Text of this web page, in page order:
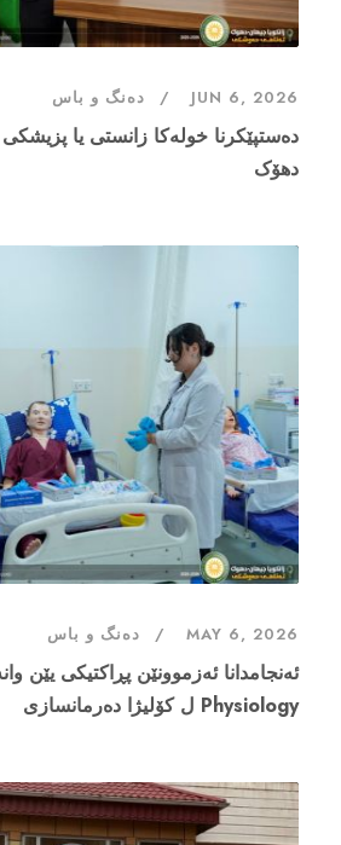
JUN 6, 2026 دەنگ و باس
دەستپێکرنا خولەکا زانستی یا
دهۆک
MAY 6, 2026 دەنگ و باس
Physiology ل کۆلیژا دەرمانسازی